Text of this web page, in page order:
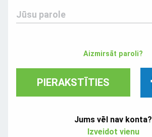
Jūsu parole
Aizmirsāt paroli?
PIERAKSTĪTIES
Jums vēl nav konta?
Izveidot vienu